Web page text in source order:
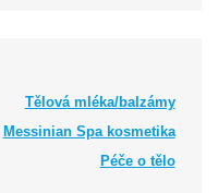
Tělová mléka/balzámy
Messinian Spa kosmetika
Péče o tělo